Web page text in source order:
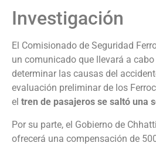
Investigación
El Comisionado de Seguridad
un comunicado que llevará a
determinar las causas del
evaluación preliminar de los
el tren de pasajeros se saltó una
Por su parte, el Gobierno de
ofrecerá una compensación de